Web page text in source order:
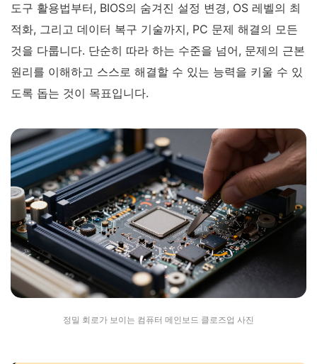
도구 활용법부터, BIOS의 숨겨진 설정 변경, OS 레벨의 최
적화, 그리고 데이터 복구 기술까지, PC 문제 해결의 모든
것을 다룹니다. 단순히 따라 하는 수준을 넘어, 문제의 근본
원리를 이해하고 스스로 해결할 수 있는 능력을 키울 수 있
도록 돕는 것이 목표입니다.
정밀 회로가 보이는 컴퓨터 메인보드 클로즈업 사진